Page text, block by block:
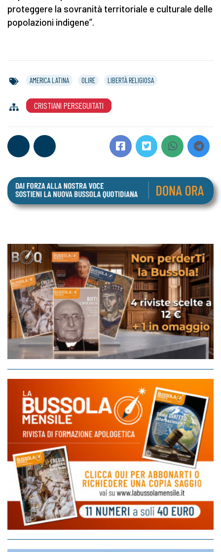
proteggere la sovranità territoriale e culturale delle
popolazioni indigene”.
AMERICA LATINA OLIRE LIBERTÀ RELIGIOSA
CRISTIANI PERSEGUITATI